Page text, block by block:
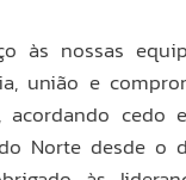
às nossas
união e
acordando cedo
Norte desde o